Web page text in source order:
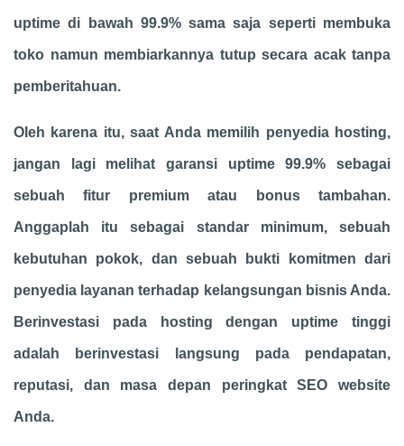
uptime di bawah 99.9% sama saja seperti membuka
toko namun membiarkannya tutup secara acak tanpa
pemberitahuan.
Oleh karena itu, saat Anda memilih penyedia hosting,
jangan lagi melihat garansi uptime 99.9% sebagai
sebuah fitur premium atau bonus tambahan.
Anggaplah itu sebagai standar minimum, sebuah
kebutuhan pokok, dan sebuah bukti komitmen dari
penyedia layanan terhadap kelangsungan bisnis Anda.
Berinvestasi pada hosting dengan uptime tinggi
adalah berinvestasi langsung pada pendapatan,
reputasi, dan masa depan peringkat SEO website
Anda.